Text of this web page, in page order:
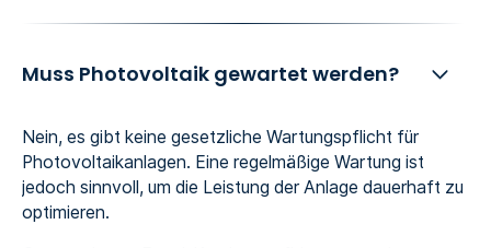
Muss Photovoltaik gewartet werden?
Nein, es gibt keine gesetzliche Wartungspflicht für
Photovoltaikanlagen. Eine regelmäßige Wartung ist
jedoch sinnvoll, um die Leistung der Anlage dauerhaft zu
optimieren.